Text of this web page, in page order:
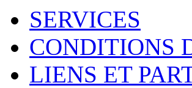
SERVICES
CONDITIONS
LIENS ET